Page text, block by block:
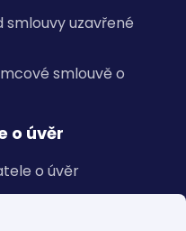
uzavřené
smlouvě o
o úvěr
o úvěr